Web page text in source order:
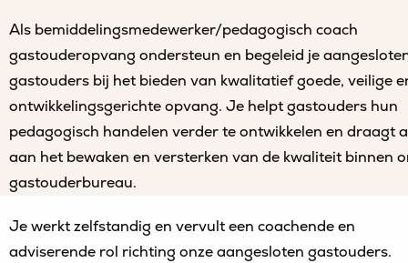
Als bemiddelingsmedewerker/pedagogisch coach
gastouderopvang ondersteun en begeleid je
gastouders bij het bieden van kwalitatief goede, veilige
ontwikkelingsgerichte opvang. Je helpt gastouders hun
pedagogisch handelen verder te ontwikkelen en draagt
aan het bewaken en versterken van de kwaliteit binnen
gastouderbureau.
Je werkt zelfstandig en vervult een coachende en
adviserende rol richting onze aangesloten gastouders.